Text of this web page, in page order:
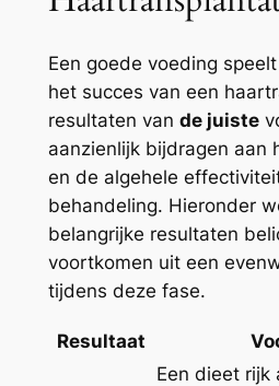
Een goede voeding
het succes van een
resultaten van de juiste
aanzienlijk bijdragen aan
en de algehele
behandeling. Hieronder
belangrijke resultaten
voortkomen uit een
tijdens deze fase.
Resultaat
Een dieet rijk